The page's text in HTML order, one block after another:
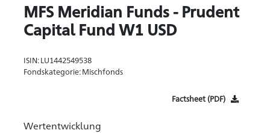
MFS Meridian Funds - Prudent
Capital Fund W1 USD
ISIN: LU1442549538
Fondskategorie: Mischfonds
Factsheet (PDF)
Wertentwicklung